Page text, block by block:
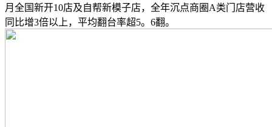
月全国新开10店及自帮新模子店，全年沉点商圈A类门店营收
同比增3倍以上，平均翻台率超5。6翻。